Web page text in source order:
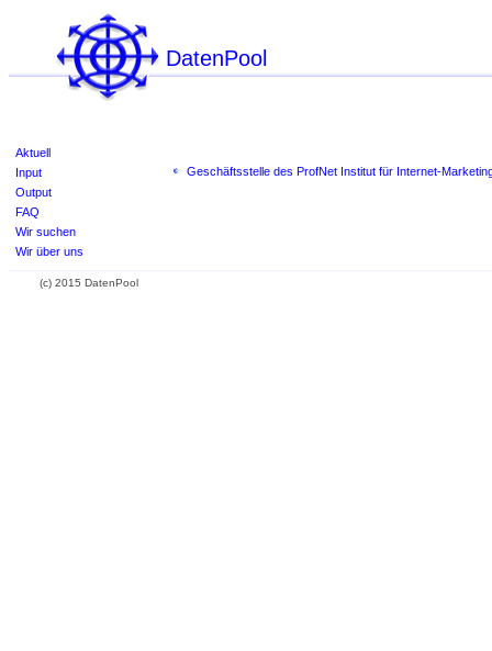
DatenPool
Aktuell
Input
Output
FAQ
Wir suchen
Wir über uns
Geschäftsstelle des ProfNet Institut für Internet-
(c) 2015 DatenPool